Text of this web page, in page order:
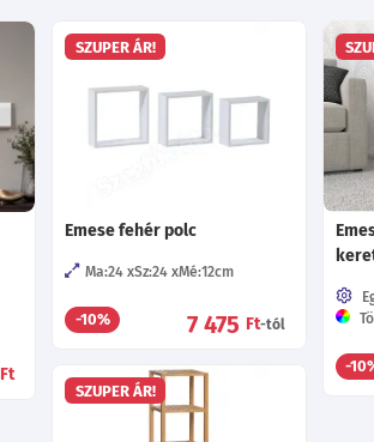
Ft
SZUPER ÁR!
Emese fehér polc
Ma:24 Sz:24 Mé:12cm
-10% 7 475 Ft-tól
-
SZUPER ÁR!